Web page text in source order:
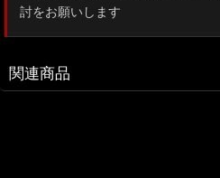
討をお願いします
関連商品